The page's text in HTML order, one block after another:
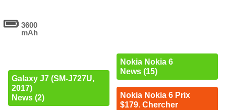
3600
mAh
Galaxy J7 (SM-J727U,
2017)
News (2)
Nokia Nokia 6
News (15)
Nokia Nokia 6 Prix
$179. Chercher